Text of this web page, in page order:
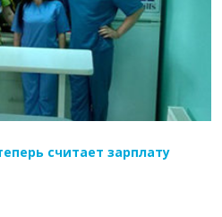
ДАЛЕЕ
считает зарплату